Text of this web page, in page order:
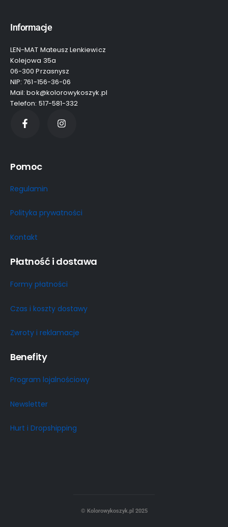
Informacje
LEN-MAT Mateusz Lenkiewicz
Kolejowa 35a
06-300 Przasnysz
NIP: 761-156-36-06
Mail: bok@kolorowykoszyk.pl
Telefon: 517-581-332
Pomoc
Regulamin
Polityka prywatności
Kontakt
Płatność i dostawa
Formy płatności
Czas i koszty dostawy
Zwroty i reklamacje
Benefity
Program lojalnościowy
Newsletter
Hurt i Dropshipping
© Kolorowykoszyk.pl 2025